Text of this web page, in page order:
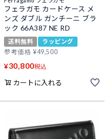
フェラガモ カードケース メ
ンズ ダブル ガンチーニ ブラ
ック 66A387 NE RD
送料無料
ラッピング
参考価格 ¥49,500
¥30,800税込
カートに入れる